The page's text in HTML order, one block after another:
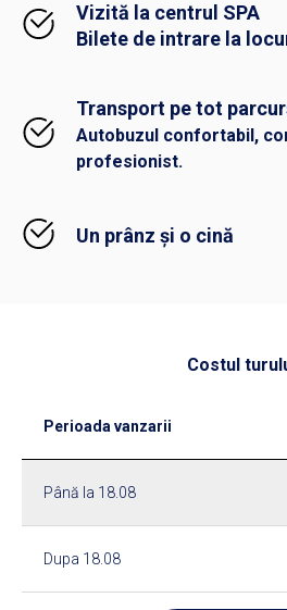
Vizită la centrul SPA
Bilete de intrare la
Transport pe tot
Autobuzul confortabil,
profesionist.
Un prânz și o cină
Costul
Perioada vanzarii
Până la 18.08
Dupa 18.08